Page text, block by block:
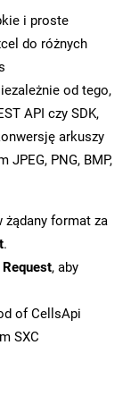
i proste
do różnych
od tego,
API czy SDK,
arkuszy
PNG, BMP,
żądany format za
.
, aby
of CellsApi
SXC